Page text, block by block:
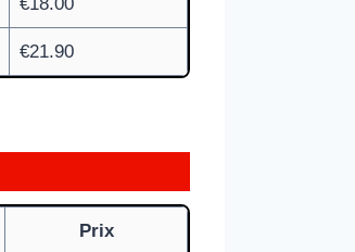
€21.90
Prix